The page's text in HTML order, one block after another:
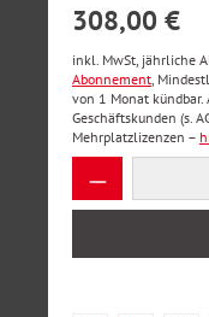
308,00 €
inkl. MwSt, jährliche
Abonnement,
von 1 Monat
Geschäftskunden (s.
Mehrplatzlizenzen –
Produkt